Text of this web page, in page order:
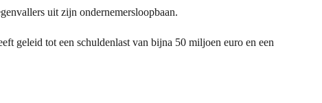
uit zijn ondernemersloopbaan.
geleid tot een schuldenlast van bijna 50 miljoen euro en een